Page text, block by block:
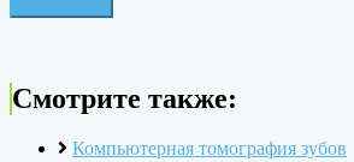
Смотрите также:
Компьютерная томография зубов